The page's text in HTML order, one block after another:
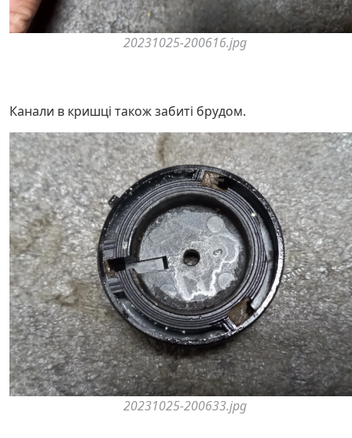
20231025-200616.jpg
Канали в кришці також забиті брудом.
20231025-200633.jpg